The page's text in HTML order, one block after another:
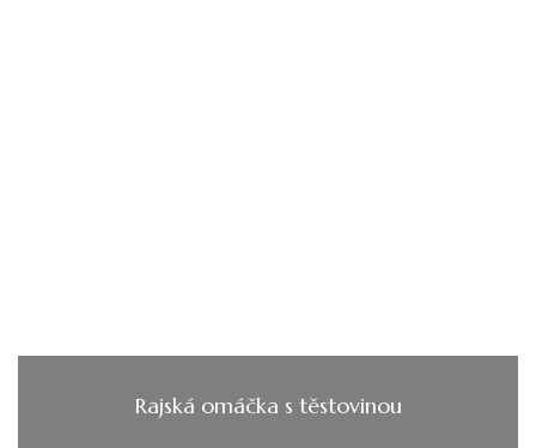
Rajská omáčka s těstovinou